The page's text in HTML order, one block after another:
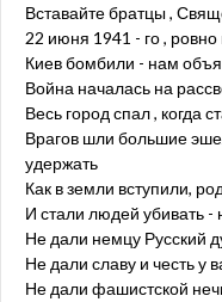
Вставайте братцы ,
22 июня 1941 - го , ровно
Киев бомбили - нам
Война началась на
Весь город спал , когда
Врагов шли большие
удержать
Как в земли вступили,
И стали людей убивать
Не дали немцу Русский
Не дали славу и честь у
Не дали фашистской